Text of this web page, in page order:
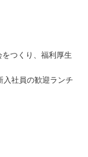
つくり、福利厚生
入社員の歓迎ランチ